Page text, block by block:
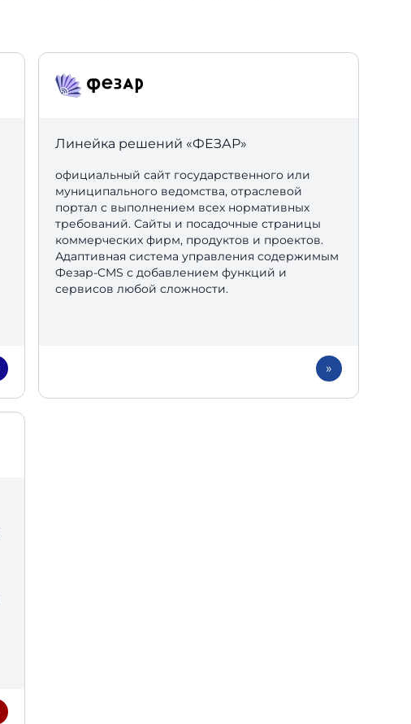
Линейка решений «ФЕЗАР»
официальный сайт государственного или
муниципального ведомства, отраслевой
портал с выполнением всех нормативных
требований. Сайты и посадочные страницы
коммерческих фирм, продуктов и проектов.
Адаптивная система управления содержимым
Фезар-CMS с добавлением функций и
сервисов любой сложности.
»